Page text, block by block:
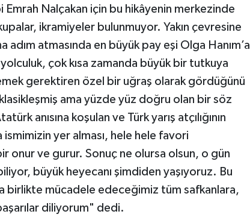
Emrah Nalçakan için bu hikâyenin merkezinde
ikramiyeler bulunmuyor. Yakın çevresine
adım atmasında en büyük pay eşi Olga Hanım’a
çok kısa zamanda büyük bir tutkuya
gerektiren özel bir uğraş olarak gördüğünü
ama yüzde yüz doğru olan bir söz
anısına koşulan ve Türk yarış atçılığının
yer alması, hele hele favori
onur ve gurur. Sonuç ne olursa olsun, o gün
biliyor, büyük heyecanı şimdiden yaşıyoruz. Bu
birlikte mücadele edeceğimiz tüm safkanlara,
diliyorum" dedi.